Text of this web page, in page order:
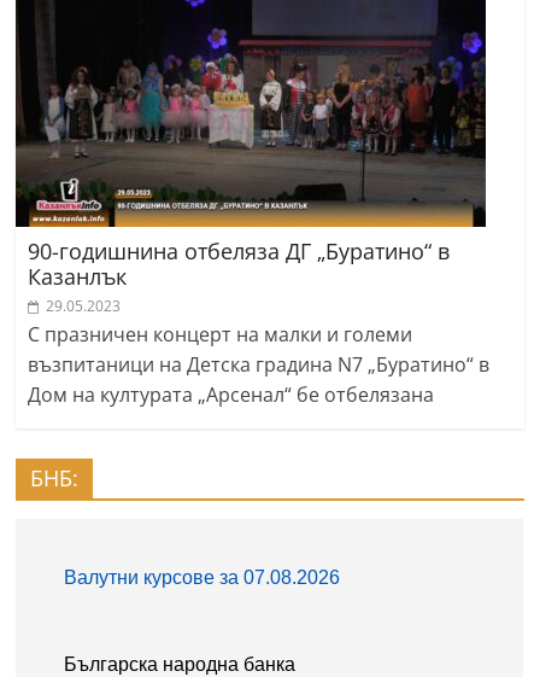
90-годишнина отбеляза ДГ „Буратино“ в
Казанлък
29.05.2023
С празничен концерт на малки и големи
възпитаници на Детска градина N7 „Буратино“ в
Дом на културата „Арсенал“ бе отбелязана
БНБ: